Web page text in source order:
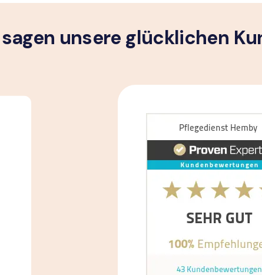
unsere glück­lichen